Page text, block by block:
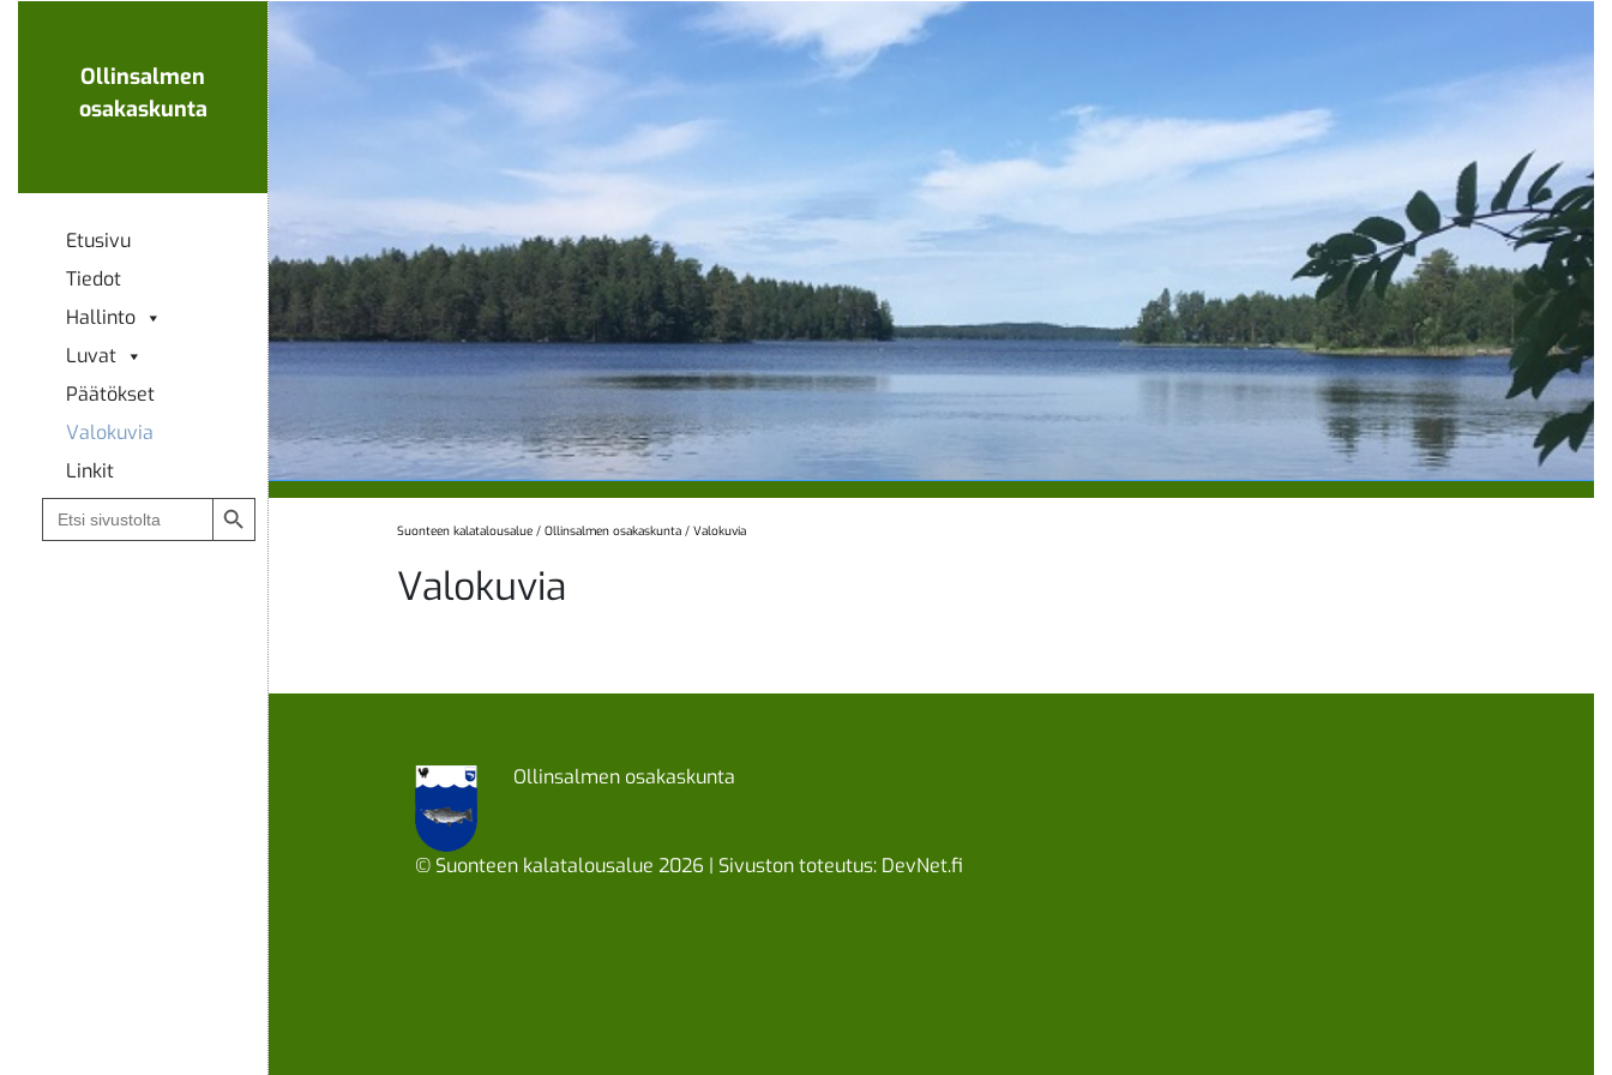
Ollinsalmen
osakaskunta
Etusivu
Tiedot
Hallinto
Luvat
Päätökset
Valokuvia
Linkit
Search
for:
Search Button
Suonteen kalatalousalue /Ollinsalmen osakaskunta /Valokuvia
Valokuvia
Ollinsalmen osakaskunta
© Suonteen kalatalousalue 2026 | Sivuston toteutus: DevNet.fi